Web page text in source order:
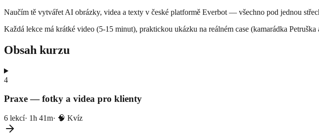
Naučím tě vytvářet AI obrázky, videa a texty v české platformě Everbot — všechno pod jednou
Každá lekce má krátké video (5-15 minut), praktickou ukázku na reálném case (kamarádka
Obsah kurzu
4
Praxe — fotky a videa pro klienty
6 lekcí· 1h 41m· 🧠 Kvíz